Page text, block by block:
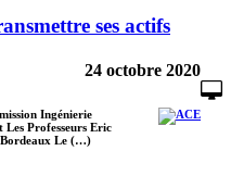
ses actifs
24 octobre 2020
Ingénierie
Professeurs Eric
Bordeaux Le (…)